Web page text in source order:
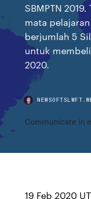
SBMPTN
mata
berjumlah 5
untuk membeli
2020.
Communicate in
19 Feb 2020